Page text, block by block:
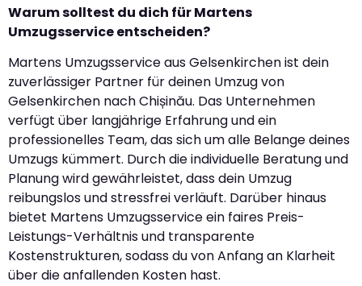
Warum solltest du dich für Martens
Umzugsservice entscheiden?
Martens Umzugsservice aus Gelsenkirchen ist dein
zuverlässiger Partner für deinen Umzug von
Gelsenkirchen nach Chișinău. Das Unternehmen
verfügt über langjährige Erfahrung und ein
professionelles Team, das sich um alle Belange deines
Umzugs kümmert. Durch die individuelle Beratung und
Planung wird gewährleistet, dass dein Umzug
reibungslos und stressfrei verläuft. Darüber hinaus
bietet Martens Umzugsservice ein faires Preis-
Leistungs-Verhältnis und transparente
Kostenstrukturen, sodass du von Anfang an Klarheit
über die anfallenden Kosten hast.